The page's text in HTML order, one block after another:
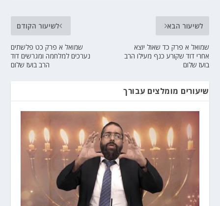
לשיעור הקודם
שמואל א פרק כט פלשתים
נערכים למלחמה ומגרשים דוד
הרב בועז שלום
לשיעור הבא
שמואל א פרק כד שאול יוצא
אחרי דוד שקורע כנף מעילו הרב
בועז שלום
שיעורים מומלצים עבורך